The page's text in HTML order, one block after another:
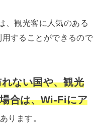
、観光客に人気のある
することができるので
ない国や、観光
合は、Wi-Fiにア
ります。